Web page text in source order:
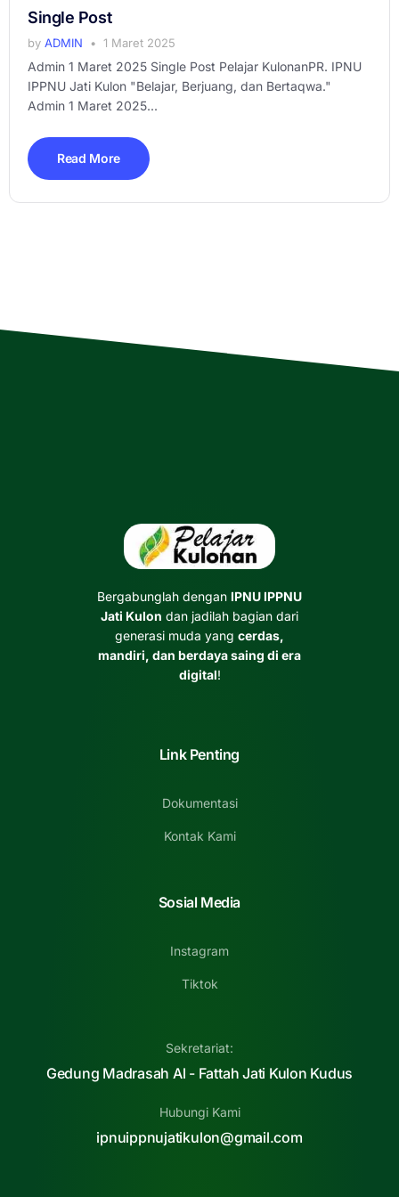
Single Post
by ADMIN 1 Maret 2025
Admin 1 Maret 2025 Single Post Pelajar KulonanPR. IPNU
IPPNU Jati Kulon "Belajar, Berjuang, dan Bertaqwa."
Admin 1 Maret 2025...
Read More
Bergabunglah dengan IPNU IPPNU
Jati Kulon dan jadilah bagian dari
generasi muda yang cerdas,
mandiri, dan berdaya saing di era
digital!
Link Penting
Dokumentasi
Kontak Kami
Sosial Media
Instagram
Tiktok
Sekretariat:
Gedung Madrasah Al - Fattah Jati Kulon Kudus
Hubungi Kami
ipnuippnujatikulon@gmail.com